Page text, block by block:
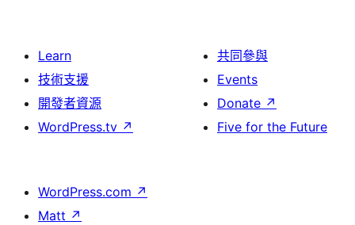
Learn
技術支援
開發者資源
WordPress.tv ↗
共同參與
Events
Donate ↗
Five for the Future
WordPress.com ↗
Matt ↗